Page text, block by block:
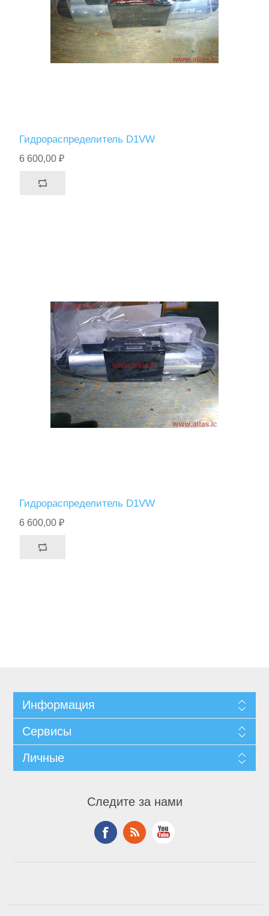
Гидрораспределитель D1VW
6 600,00 ₽
Гидрораспределитель D1VW
6 600,00 ₽
Информация
Сервисы
Личные
Следите за нами